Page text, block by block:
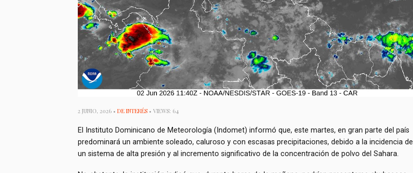
2 JUNIO, 2026 • DE INTERÉS • VIEWS: 64
El Instituto Dominicano de Meteorología (Indomet) informó que, este martes, en gran parte del país
predominará un ambiente soleado, caluroso y con escasas precipitaciones, debido a la incidencia de
un sistema de alta presión y al incremento significativo de la concentración de polvo del Sahara.